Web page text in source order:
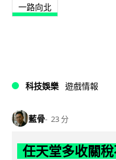
一路向北
科技娛樂 遊戲情報
藍骨 23 分
任天堂多收關